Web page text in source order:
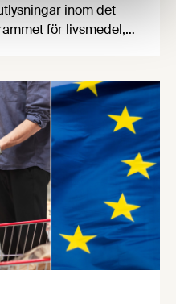
inom det
för livsmedel,
och
för innovationer som